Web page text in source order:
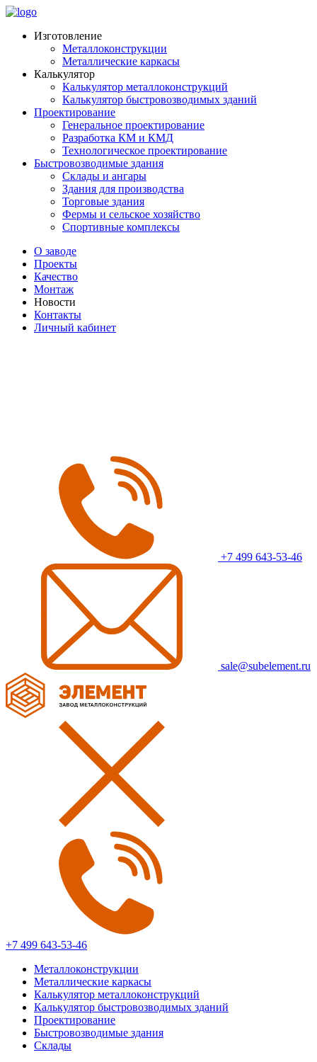
Изготовление
Металлоконструкции
Металлические каркасы
Калькулятор
Калькулятор металлоконструкций
Калькулятор быстровозводимых зданий
Проектирование
Генеральное проектирование
Разработка КМ и КМД
Технологическое проектирование
Быстровозводимые здания
Склады и ангары
Здания для производства
Торговые здания
Фермы и сельское хозяйство
Спортивные комплексы
О заводе
Проекты
Качество
Монтаж
Новости
Контакты
Личный кабинет
+7 499 643-53-46
sale@subelement.ru
+7 499 643-53-46
Металлоконструкции
Металлические каркасы
Калькулятор металлоконструкций
Калькулятор быстровозводимых зданий
Проектирование
Быстровозводимые здания
Склады